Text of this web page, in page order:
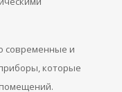
современные и
которые